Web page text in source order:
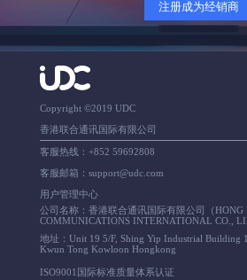
注册成为经销商
Copyright ©2019 UDC
香港联合通讯国际有限公司
客服热线：+852 59692808
客服邮箱：support@udc.com
用户管理中心
公司名称：香港联合通讯国际有限公司（HONG
COMMUNICATIONS INTERNATIONAL CO.,
地址：Unit 19 5/F, Shing Yip Industrial Building
Kwun Tong Kowloon Hongkong
ISO9001国际标准质量体系认证